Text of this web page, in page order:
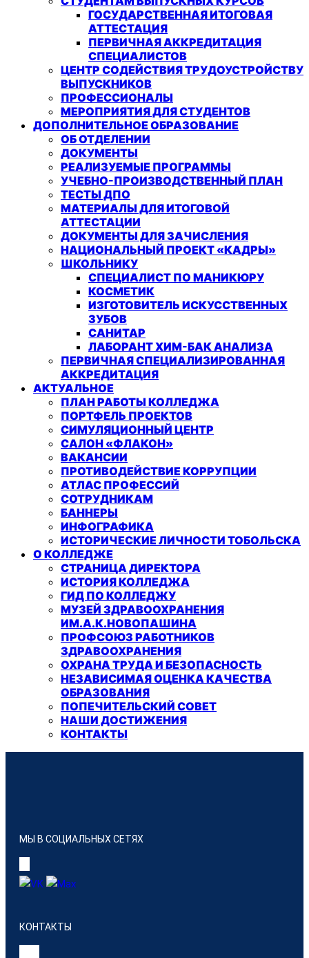
ГОСУДАРСТВЕННАЯ ИТОГОВАЯ
АТТЕСТАЦИЯ
ПЕРВИЧНАЯ АККРЕДИТАЦИЯ
СПЕЦИАЛИСТОВ
ЦЕНТР СОДЕЙСТВИЯ ТРУДОУСТРОЙСТВУ
ВЫПУСКНИКОВ
ПРОФЕССИОНАЛЫ
МЕРОПРИЯТИЯ ДЛЯ СТУДЕНТОВ
ДОПОЛНИТЕЛЬНОЕ ОБРАЗОВАНИЕ
ОБ ОТДЕЛЕНИИ
ДОКУМЕНТЫ
РЕАЛИЗУЕМЫЕ ПРОГРАММЫ
УЧЕБНО-ПРОИЗВОДСТВЕННЫЙ ПЛАН
ТЕСТЫ ДПО
МАТЕРИАЛЫ ДЛЯ ИТОГОВОЙ
АТТЕСТАЦИИ
ДОКУМЕНТЫ ДЛЯ ЗАЧИСЛЕНИЯ
НАЦИОНАЛЬНЫЙ ПРОЕКТ «КАДРЫ»
ШКОЛЬНИКУ
СПЕЦИАЛИСТ ПО МАНИКЮРУ
КОСМЕТИК
ИЗГОТОВИТЕЛЬ ИСКУССТВЕННЫХ
ЗУБОВ
САНИТАР
ЛАБОРАНТ ХИМ-БАК АНАЛИЗА
ПЕРВИЧНАЯ СПЕЦИАЛИЗИРОВАННАЯ
АККРЕДИТАЦИЯ
АКТУАЛЬНОЕ
ПЛАН РАБОТЫ КОЛЛЕДЖА
ПОРТФЕЛЬ ПРОЕКТОВ
СИМУЛЯЦИОННЫЙ ЦЕНТР
САЛОН «ФЛАКОН»
ВАКАНСИИ
ПРОТИВОДЕЙСТВИЕ КОРРУПЦИИ
АТЛАС ПРОФЕССИЙ
СОТРУДНИКАМ
БАННЕРЫ
ИНФОГРАФИКА
ИСТОРИЧЕСКИЕ ЛИЧНОСТИ ТОБОЛЬСКА
О КОЛЛЕДЖЕ
СТРАНИЦА ДИРЕКТОРА
ИСТОРИЯ КОЛЛЕДЖА
ГИД ПО КОЛЛЕДЖУ
МУЗЕЙ ЗДРАВООХРАНЕНИЯ
ИМ.А.К.НОВОПАШИНА
ПРОФСОЮЗ РАБОТНИКОВ
ЗДРАВООХРАНЕНИЯ
ОХРАНА ТРУДА И БЕЗОПАСНОСТЬ
НЕЗАВИСИМАЯ ОЦЕНКА КАЧЕСТВА
ОБРАЗОВАНИЯ
ПОПЕЧИТЕЛЬСКИЙ СОВЕТ
НАШИ ДОСТИЖЕНИЯ
КОНТАКТЫ
МЫ В СОЦИАЛЬНЫХ СЕТЯХ
КОНТАКТЫ